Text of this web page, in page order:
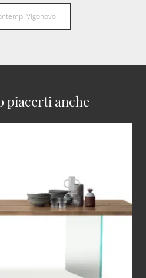
Vigonovo
piacerti anche